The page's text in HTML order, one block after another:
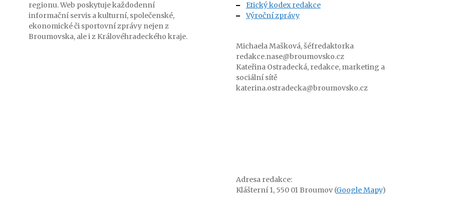
regionu. Web poskytuje každodenní
informační servis a kulturní, společenské,
ekonomické či sportovní zprávy nejen z
Broumovska, ale i z Královéhradeckého kraje.
Etický kodex redakce
Výroční zprávy
Michaela Mašková, šéfredaktorka
redakce.nase@broumovsko.cz
Kateřina Ostradecká, redakce, marketing a
sociální sítě
katerina.ostradecka@broumovsko.cz
Adresa redakce:
Klášterní 1, 550 01 Broumov (Google Mapy)